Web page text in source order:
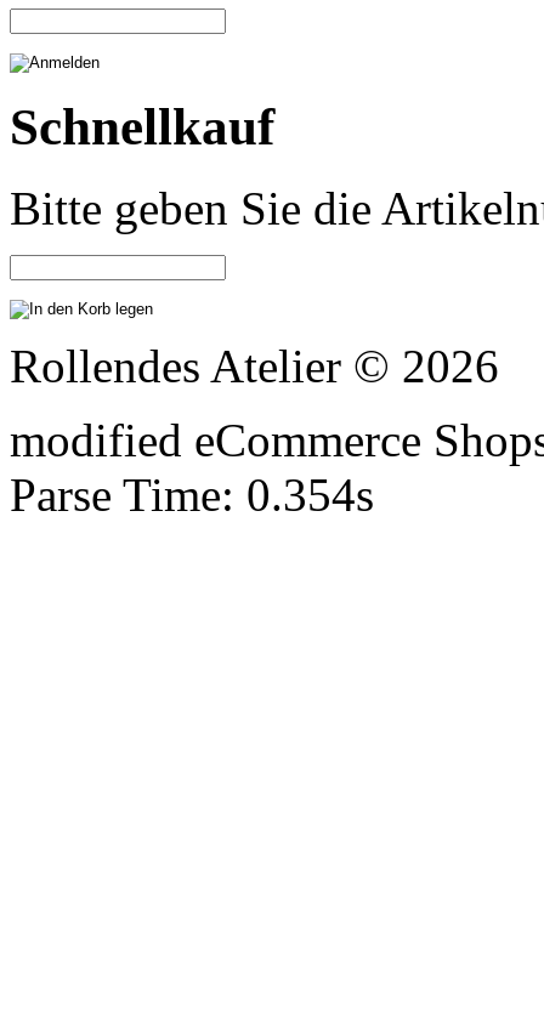
Schnellkauf
Bitte geben Sie die
Rollendes Atelier © 2026
modified eCommerce
Parse Time: 0.354s